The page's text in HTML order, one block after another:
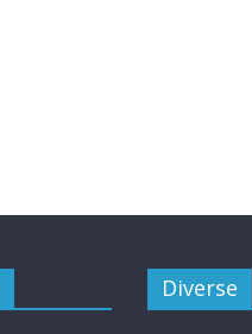
Diverse